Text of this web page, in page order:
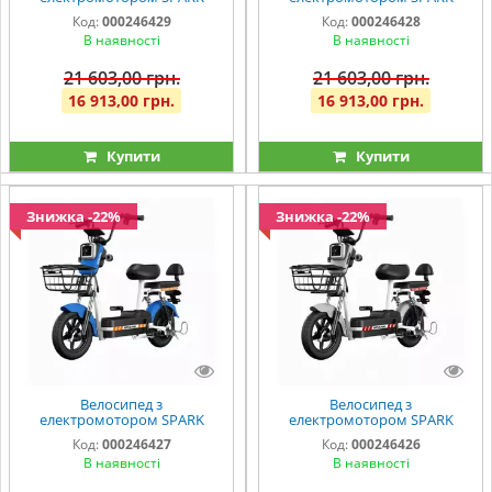
BEAM 14" 48V/400W/12Ah
Темно-синій
Код: 000246429
В наявності
21 603,00 грн.
16 913,00 грн.
Купити
BEAM 14" 48V/400W/12Ah
Бежевий
Код: 000246428
В наявності
21 603,00 грн.
16 913,00 грн.
Купити
Знижка -22%
Велосипед з
електромотором SPARK
BEAM 14" 48V/400W/12Ah
Синій
Код: 000246427
В наявності
Знижка -22%
Велосипед з
електромотором SPARK
BEAM 14" 48V/400W/12Ah
Сірий
Код: 000246426
В наявності